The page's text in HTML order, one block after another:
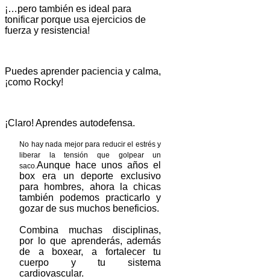
¡…pero también es ideal para
tonificar porque usa ejercicios de
fuerza y resistencia!
Puedes aprender paciencia y calma,
¡como Rocky!
¡Claro! Aprendes autodefensa.
No hay nada mejor para reducir el estrés y
liberar la tensión que golpear un
saco. Aunque hace unos años el
box era un deporte exclusivo
para hombres, ahora la chicas
también podemos practicarlo y
gozar de sus muchos beneficios.
Combina muchas disciplinas,
por lo que aprenderás, además
de a boxear, a fortalecer tu
cuerpo y tu sistema
cardiovascular.